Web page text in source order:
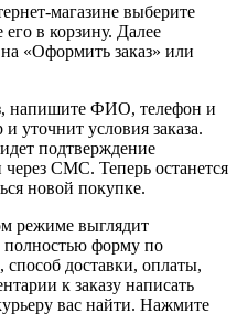
магазине выберите
в корзину. Далее
«Оформить заказ» или
напишите ФИО, телефон и
уточнит условия заказа.
подтверждение
СМС. Теперь останется
новой покупке.
режиме выглядит
полностью форму по
способ доставки, оплаты,
к заказу написать
вас найти. Нажмите